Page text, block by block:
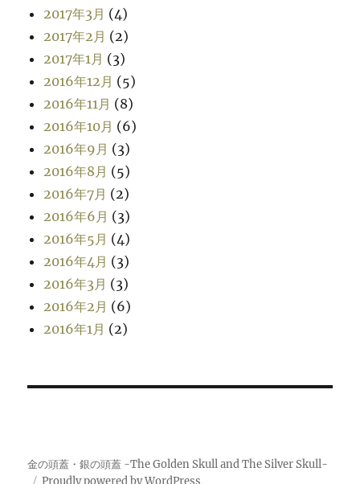
2017年3月 (4)
2017年2月 (2)
2017年1月 (3)
2016年12月 (5)
2016年11月 (8)
2016年10月 (6)
2016年9月 (3)
2016年8月 (5)
2016年7月 (2)
2016年6月 (3)
2016年5月 (4)
2016年4月 (3)
2016年3月 (3)
2016年2月 (6)
2016年1月 (2)
金の頭蓋・銀の頭蓋 -The Golden Skull and The Silver Skull-
Proudly powered by WordPress